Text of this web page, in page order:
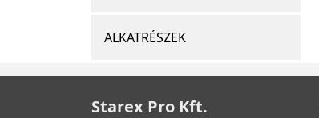
ALKATRÉSZEK
Starex Pro Kft.